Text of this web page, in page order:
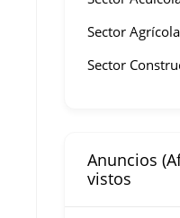
Sector Agrícola
Sector
Anuncios
vistos